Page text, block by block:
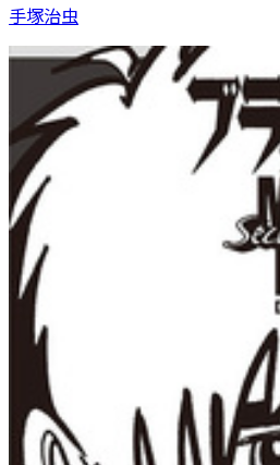
手塚治虫